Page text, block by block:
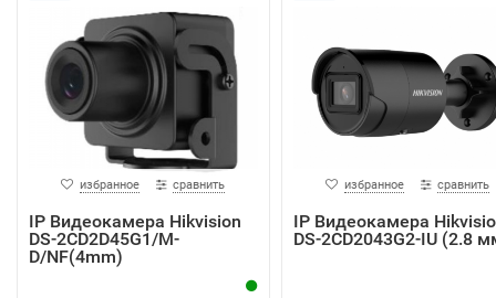
избранное сравнить
IP Видеокамера Hikvision
DS-2CD2D45G1/M-
D/NF(4mm)
избранное сравнить
IP Видеокамера
DS-2CD2043G2-IU (2.8